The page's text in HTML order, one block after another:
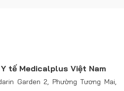
tế Medicalplus Việt Nam
Garden 2, Phường Tương Mai,